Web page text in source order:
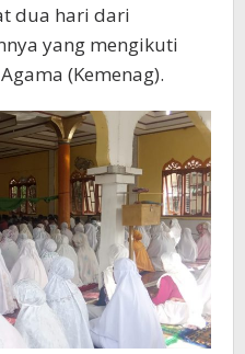
dua hari dari
yang mengikuti
(Kemenag).